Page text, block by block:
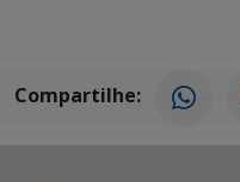
Compartilhe: